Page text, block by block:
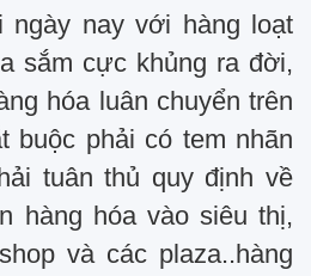
ngày nay với hàng loạt
sắm cực khủng ra đời,
hóa luân chuyển trên
buộc phải có tem nhãn
tuân thủ quy định về
hàng hóa vào siêu thị,
và các plaza..hàng